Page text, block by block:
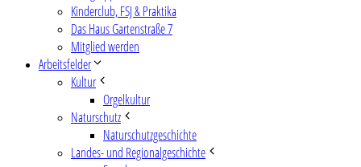
Kinderclub, FSJ & Praktika
Das Haus Gartenstraße 7
Mitglied werden
Arbeitsfelder
Kultur
Orgelkultur
Naturschutz
Naturschutzgeschichte
Landes- und Regionalgeschichte